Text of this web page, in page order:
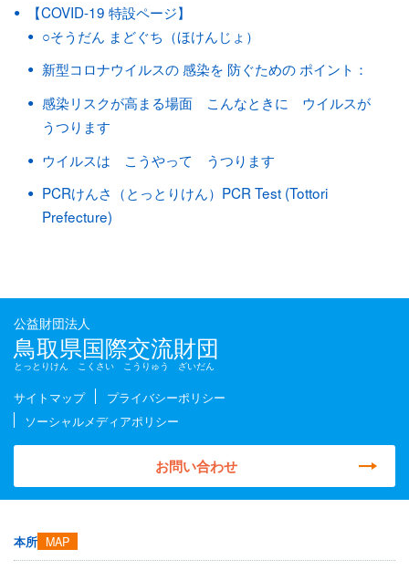
【COVID-19 特設ページ】
○そうだん まどぐち（ほけんじょ）
新型コロナウイルスの 感染を 防ぐための ポイント：
感染リスクが高まる場面 こんなときに ウイルスが
うつります
ウイルスは こうやって うつります
PCRけんさ（とっとりけん）PCR Test (Tottori
Prefecture)
公益財団法人
鳥取県国際交流財団
とっとりけん こくさい こうりゅう ざいだん
サイトマップ
プライバシーポリシー
ソーシャルメディアポリシー
お問い合わせ
本所 MAP